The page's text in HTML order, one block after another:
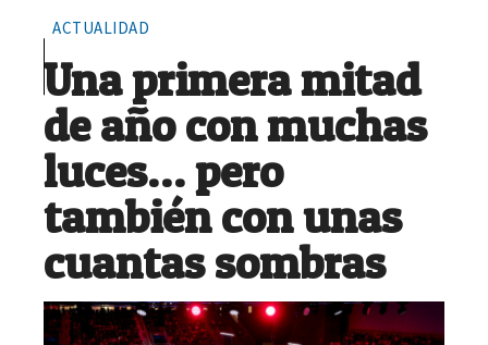
ACTUALIDAD
Una primera mitad
de año con muchas
luces… pero
también con unas
cuantas sombras